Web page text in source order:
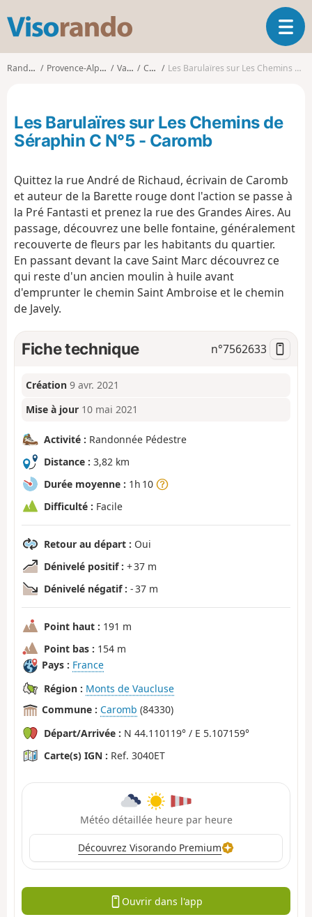
s
d
o
O
u
v
i
g
a
Randonnées Provence-Alpes-Côte d'Azur Vaucluse Caromb Les Barulaïres sur Les Chemins de Séraphin C N°5 - Caromb
Les Barulaïres sur Les Chemins de
Séraphin C N°5 - Caromb
Quittez la rue André de Richaud, écrivain de Caromb
et auteur de la Barette rouge dont l'action se passe à
la Pré Fantasti et prenez la rue des Grandes Aires. Au
passage, découvrez une belle fontaine, généralement
recouverte de fleurs par les habitants du quartier.
En passant devant la cave Saint Marc découvrez ce
qui reste d'un ancien moulin à huile avant
d'emprunter le chemin Saint Ambroise et le chemin
de Javely.
Fiche technique n°7562633
Création 9 avr. 2021
Mise à jour 10 mai 2021
Activité : Randonnée Pédestre
Distance : 3,82 km
Durée moyenne : 1h 10
Difficulté : Facile
Retour au départ : Oui
Dénivelé positif : + 37 m
Dénivelé négatif : - 37 m
Point haut : 191 m
Point bas : 154 m
Pays : France
Région : Monts de Vaucluse
Commune : Caromb (84330)
Départ/Arrivée : N 44.110119° / E 5.107159°
Carte(s) IGN : Ref. 3040ET
Météo détaillée heure par heure
Découvrez Visorando Premium
Ouvrir dans l'app